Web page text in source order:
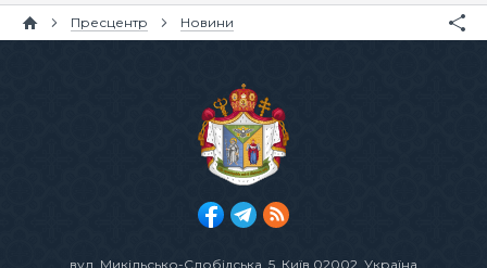
Пресцентр Новини
вул. Микільсько-Слобідська, 5 , Київ 02002, Україна